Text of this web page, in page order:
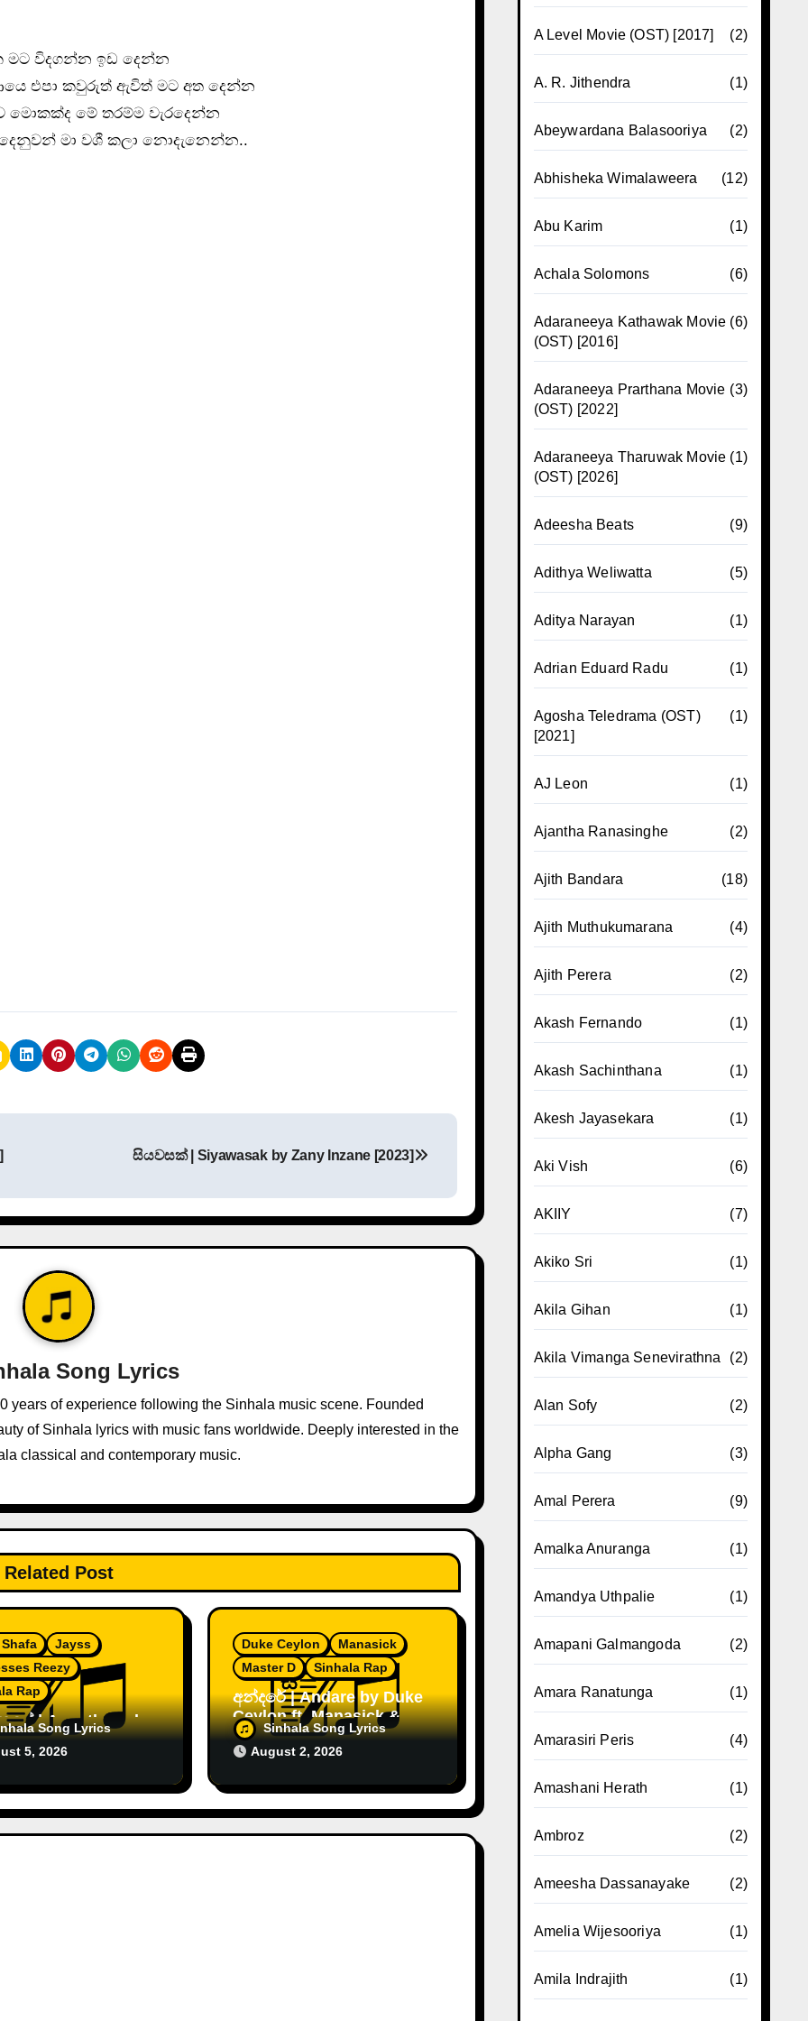
මට විදගන්න ඉඩ දෙන්න
එපා කවුරුත් ඇවිත් මට අත දෙන්න
මේ තරම්ම වැරදෙන්න
මා වශී කලා නොදැනෙන්න..
සියවසක් | Siyawasak by Zany Inzane [2023]
Song Lyrics
years of experience following the Sinhala music scene. Founded
of Sinhala lyrics with music fans worldwide. Deeply interested in the
classical and contemporary music.
Related Post
Jayss
Reezy
Rap
| Ananthaye by
x Ramesses
[2026]
Song Lyrics
5, 2026
Duke Ceylon
Manasick
Master D
Sinhala Rap
අන්දරේ | Andare by Duke
Ceylon ft. Manasick &
Master D [2026]
Sinhala Song Lyrics
August 2, 2026
A Level Movie (OST) [2017] (2)
A. R. Jithendra (1)
Abeywardana Balasooriya (2)
Abhisheka Wimalaweera (12)
Abu Karim (1)
Achala Solomons (6)
Adaraneeya Kathawak Movie
(OST) [2016]
(6)
Adaraneeya Prarthana Movie
(OST) [2022]
(3)
Adaraneeya Tharuwak Movie
(OST) [2026]
(1)
Adeesha Beats (9)
Adithya Weliwatta (5)
Aditya Narayan (1)
Adrian Eduard Radu (1)
Agosha Teledrama (OST)
[2021]
(1)
AJ Leon (1)
Ajantha Ranasinghe (2)
Ajith Bandara (18)
Ajith Muthukumarana (4)
Ajith Perera (2)
Akash Fernando (1)
Akash Sachinthana (1)
Akesh Jayasekara (1)
Aki Vish (6)
AKIIY (7)
Akiko Sri (1)
Akila Gihan (1)
Akila Vimanga Senevirathna (2)
Alan Sofy (2)
Alpha Gang (3)
Amal Perera (9)
Amalka Anuranga (1)
Amandya Uthpalie (1)
Amapani Galmangoda (2)
Amara Ranatunga (1)
Amarasiri Peris (4)
Amashani Herath (1)
Ambroz (2)
Ameesha Dassanayake (2)
Amelia Wijesooriya (1)
Amila Indrajith (1)